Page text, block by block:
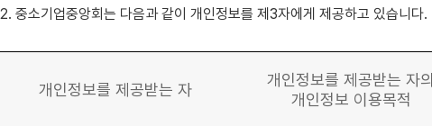
2. 중소기업중앙회는 다음과 같이 개인정보를 제3자에게 제공하고 있습니다.
개인정보를 제공받는 자
개인정보를 제공받는 자의
개인정보 이용목적